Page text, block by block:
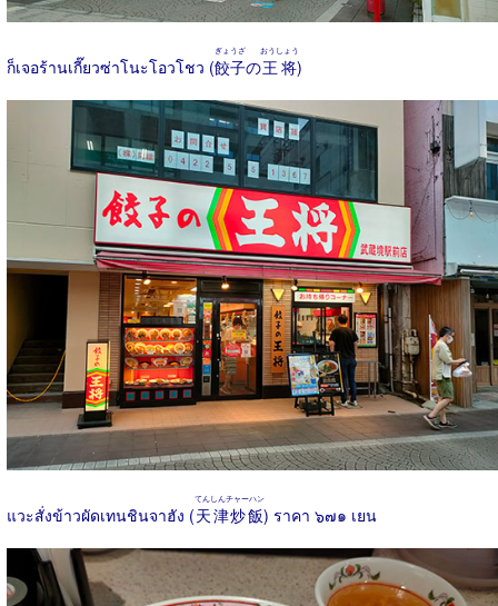
ก็เจอร้านเกี๊ยวซ่าโนะโอวโชว (餃子
ぎょうざ
の王将
おうしょう
)
แวะสั่งข้าวผัดเทนชินจาฮัง (天津炒飯
てんしんチャーハン
) ราคา ๖๗๑ เยน